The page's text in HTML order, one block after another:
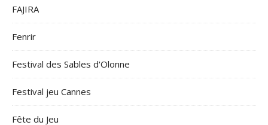
FAJIRA
Fenrir
Festival des Sables d'Olonne
Festival jeu Cannes
Fête du Jeu